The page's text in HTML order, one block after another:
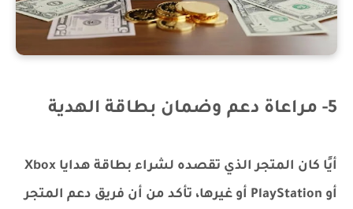
5- مراعاة دعم وضمان بطاقة الهدية
أيًا كان المتجر الذي تقصده لشراء بطاقة هدايا Xbox
أو PlayStation أو غيرها، تأكد من أن فريق دعم المتجر